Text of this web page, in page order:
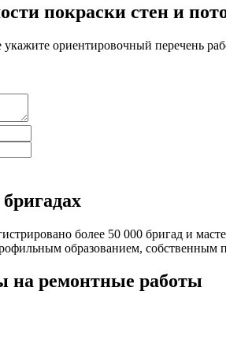
покраски стен и
укажите ориентировочный перечень
более 50 000 бригад и
образованием,
на ремонтные работы